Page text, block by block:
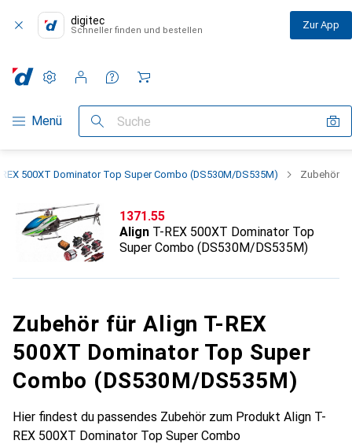
digitec
Schneller finden und bestellen Zur App
Navigation nach Kategorien
Menü Suche
Einstellungen
Kundenkonto
Vergleichslisten
Merklisten
Warenkorb
500XT Dominator Top Super Combo (DS530M/DS535M) Zubehör
CHF
1371.55
Align T-REX 500XT Dominator Top
Super Combo (DS530M/DS535M)
Zubehör für Align T-REX
500XT Dominator Top Super
Combo (DS530M/DS535M)
Hier findest du passendes Zubehör zum Produkt Align T-
REX 500XT Dominator Top Super Combo